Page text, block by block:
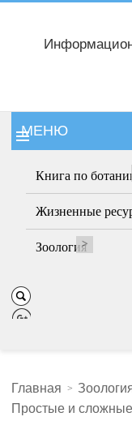
МЕНЮ
Книга по
Жизненные
Зоология
Главная
Простые и